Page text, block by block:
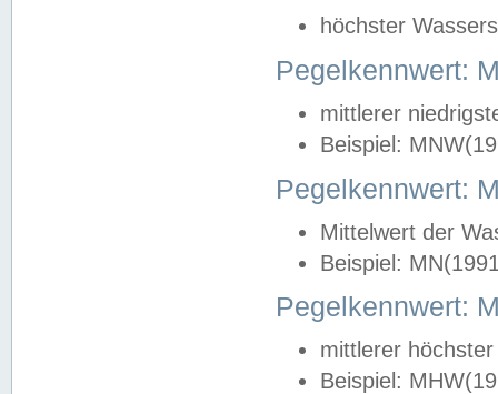
höchster
Pegelkennwert:
mittlerer
Beispiel:
Pegelkennwert:
Mittelwert der
Beispiel:
Pegelkennwert:
mittlerer
Beispiel: